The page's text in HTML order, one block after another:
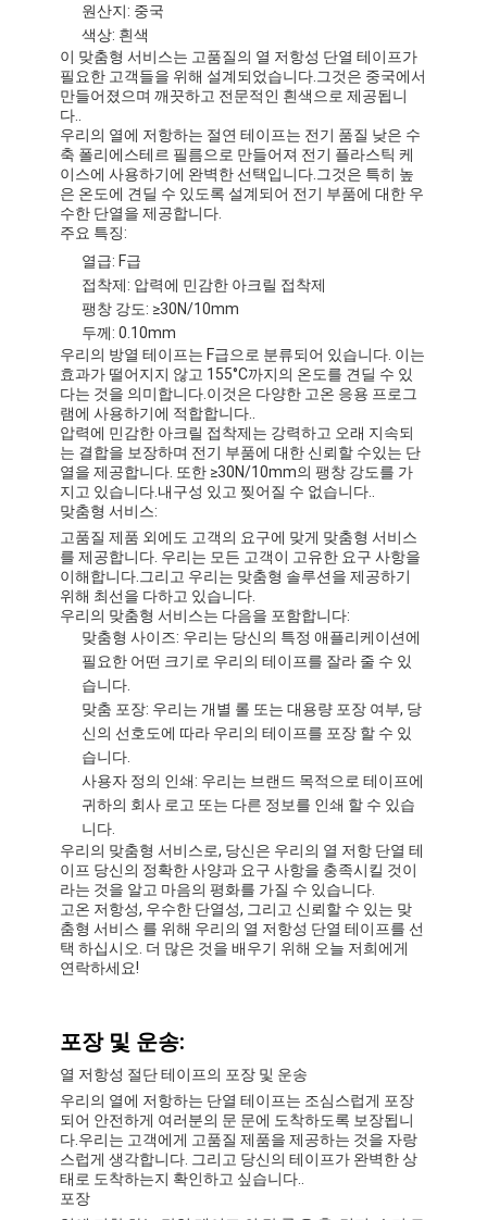
원산지: 중국
색상: 흰색
이 맞춤형 서비스는 고품질의 열 저항성 단열 테이프가
필요한 고객들을 위해 설계되었습니다.그것은 중국에서
만들어졌으며 깨끗하고 전문적인 흰색으로 제공됩니
다..
우리의 열에 저항하는 절연 테이프는 전기 품질 낮은 수
축 폴리에스테르 필름으로 만들어져 전기 플라스틱 케
이스에 사용하기에 완벽한 선택입니다.그것은 특히 높
은 온도에 견딜 수 있도록 설계되어 전기 부품에 대한 우
수한 단열을 제공합니다.
주요 특징:
열급: F급
접착제: 압력에 민감한 아크릴 접착제
팽창 강도: ≥30N/10mm
두께: 0.10mm
우리의 방열 테이프는 F급으로 분류되어 있습니다. 이는
효과가 떨어지지 않고 155°C까지의 온도를 견딜 수 있
다는 것을 의미합니다.이것은 다양한 고온 응용 프로그
램에 사용하기에 적합합니다..
압력에 민감한 아크릴 접착제는 강력하고 오래 지속되
는 결합을 보장하며 전기 부품에 대한 신뢰할 수있는 단
열을 제공합니다. 또한 ≥30N/10mm의 팽창 강도를 가
지고 있습니다.내구성 있고 찢어질 수 없습니다..
맞춤형 서비스:
고품질 제품 외에도 고객의 요구에 맞게 맞춤형 서비스
를 제공합니다. 우리는 모든 고객이 고유한 요구 사항을
이해합니다.그리고 우리는 맞춤형 솔루션을 제공하기
위해 최선을 다하고 있습니다.
우리의 맞춤형 서비스는 다음을 포함합니다:
맞춤형 사이즈: 우리는 당신의 특정 애플리케이션에
필요한 어떤 크기로 우리의 테이프를 잘라 줄 수 있
습니다.
맞춤 포장: 우리는 개별 롤 또는 대용량 포장 여부, 당
신의 선호도에 따라 우리의 테이프를 포장 할 수 있
습니다.
사용자 정의 인쇄: 우리는 브랜드 목적으로 테이프에
귀하의 회사 로고 또는 다른 정보를 인쇄 할 수 있습
니다.
우리의 맞춤형 서비스로, 당신은 우리의 열 저항 단열 테
이프 당신의 정확한 사양과 요구 사항을 충족시킬 것이
라는 것을 알고 마음의 평화를 가질 수 있습니다.
고온 저항성, 우수한 단열성, 그리고 신뢰할 수 있는 맞
춤형 서비스 를 위해 우리의 열 저항성 단열 테이프를 선
택 하십시오. 더 많은 것을 배우기 위해 오늘 저희에게
연락하세요!
포장 및 운송:
열 저항성 절단 테이프의 포장 및 운송
우리의 열에 저항하는 단열 테이프는 조심스럽게 포장
되어 안전하게 여러분의 문 문에 도착하도록 보장됩니
다.우리는 고객에게 고품질 제품을 제공하는 것을 자랑
스럽게 생각합니다. 그리고 당신의 테이프가 완벽한 상
태로 도착하는지 확인하고 싶습니다..
포장